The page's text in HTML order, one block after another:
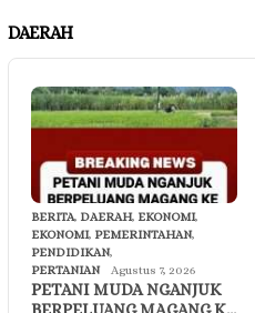
DAERAH
BERITA, DAERAH, EKONOMI,
EKONOMI, PEMERINTAHAN,
PENDIDIKAN,
PERTANIAN
Agustus 7, 2026
PETANI MUDA NGANJUK